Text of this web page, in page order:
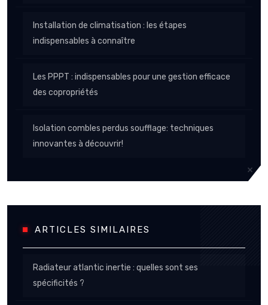
Installation de climatisation : les étapes
indispensables à connaître
Les PPPT : indispensables pour une gestion efficace
des copropriétés
Isolation combles perdus soufflage: techniques
innovantes à découvrir!
ARTICLES SIMILAIRES
Radiateur atlantic inertie : quelles sont ses
spécificités ?